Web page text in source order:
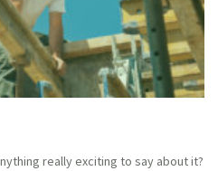
really exciting to say about it?